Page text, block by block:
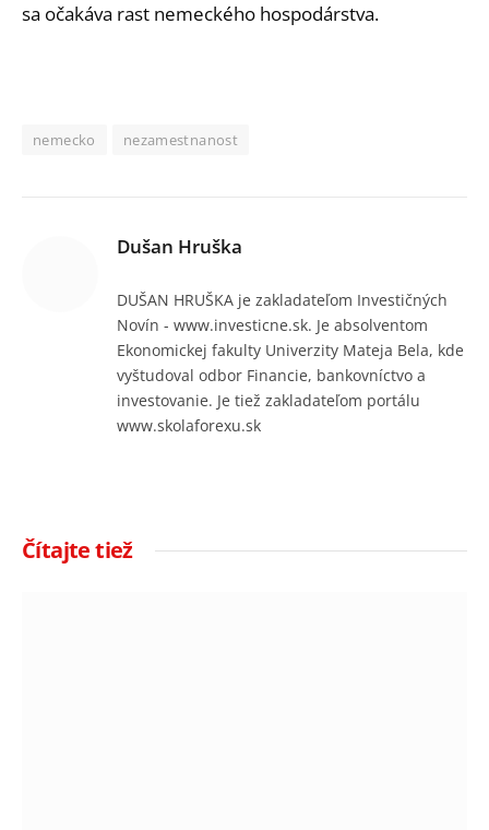
sa očakáva rast nemeckého hospodárstva.
nemecko nezamestnanost
Dušan Hruška
DUŠAN HRUŠKA je zakladateľom Investičných
Novín - www.investicne.sk. Je absolventom
Ekonomickej fakulty Univerzity Mateja Bela, kde
vyštudoval odbor Financie, bankovníctvo a
investovanie. Je tiež zakladateľom portálu
www.skolaforexu.sk
Čítajte tiež